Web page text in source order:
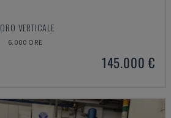
VERTICALE
6.000 ORE
145.000 €